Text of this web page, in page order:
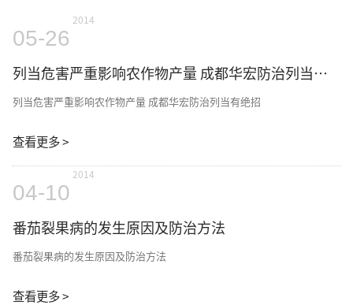
2014
05-26
列当危害严重影响农作物产量 成都华宏防治列当有绝招
列当危害严重影响农作物产量 成都华宏防治列当有绝招
查看更多 >
2014
04-10
番茄裂果病的发生原因及防治方法
番茄裂果病的发生原因及防治方法
查看更多 >